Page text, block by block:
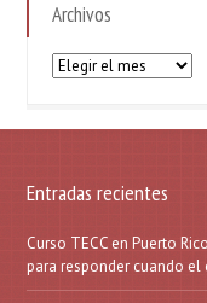
Archivos
Archivos
Entradas recientes
Curso TECC en Puerto
para responder cuando